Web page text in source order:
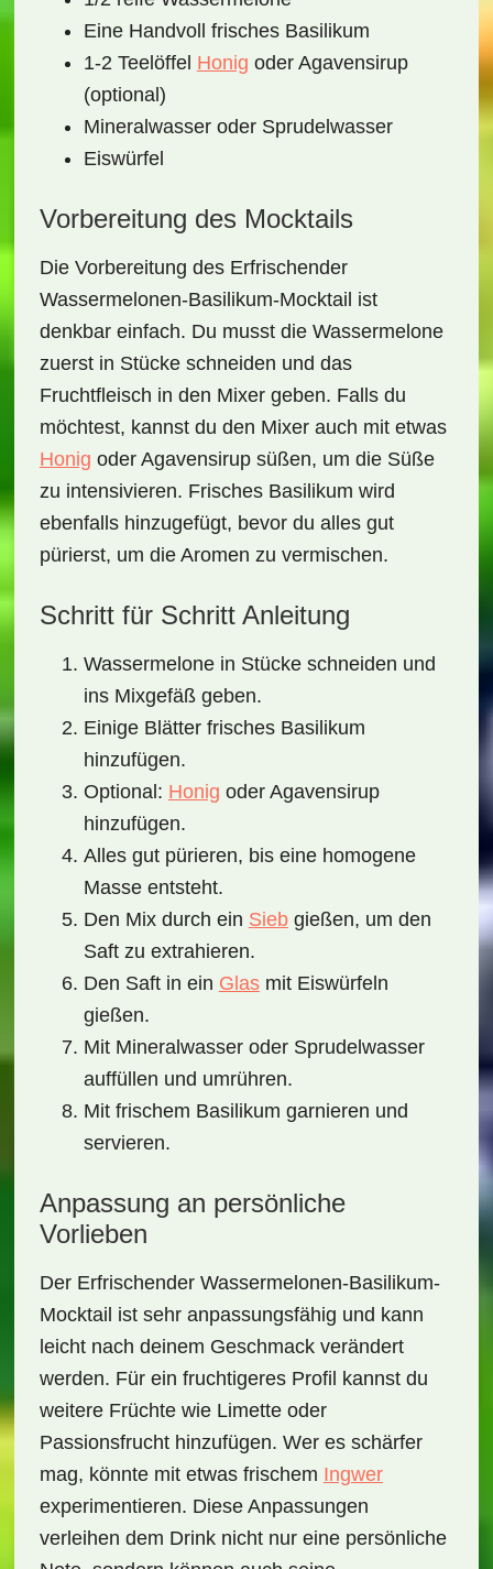
Eine Handvoll frisches Basilikum
1-2 Teelöffel Honig oder Agavensirup
(optional)
Mineralwasser oder Sprudelwasser
Eiswürfel
Vorbereitung des Mocktails
Die Vorbereitung des Erfrischender
Wassermelonen-Basilikum-Mocktail ist
denkbar einfach. Du musst die Wassermelone
zuerst in Stücke schneiden und das
Fruchtfleisch in den Mixer geben. Falls du
möchtest, kannst du den Mixer auch mit etwas
Honig oder Agavensirup süßen, um die Süße
zu intensivieren. Frisches Basilikum wird
ebenfalls hinzugefügt, bevor du alles gut
pürierst, um die Aromen zu vermischen.
Schritt für Schritt Anleitung
Wassermelone in Stücke schneiden und
ins Mixgefäß geben.
Einige Blätter frisches Basilikum
hinzufügen.
Optional: Honig oder Agavensirup
hinzufügen.
Alles gut pürieren, bis eine homogene
Masse entsteht.
Den Mix durch ein Siebgießen, um den
Saft zu extrahieren.
Den Saft in ein Glasmit Eiswürfeln
gießen.
Mit Mineralwasser oder Sprudelwasser
auffüllen und umrühren.
Mit frischem Basilikum garnieren und
servieren.
Anpassung an persönliche
Vorlieben
Der Erfrischender Wassermelonen-Basilikum-
Mocktail ist sehr anpassungsfähig und kann
leicht nach deinem Geschmack verändert
werden. Für ein fruchtigeres Profil kannst du
weitere Früchte wie Limette oder
Passionsfrucht hinzufügen. Wer es schärfer
mag, könnte mit etwas frischem Ingwer
experimentieren. Diese Anpassungen
verleihen dem Drink nicht nur eine persönliche